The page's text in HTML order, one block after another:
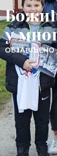
у
ОБЈАВЉЕНО